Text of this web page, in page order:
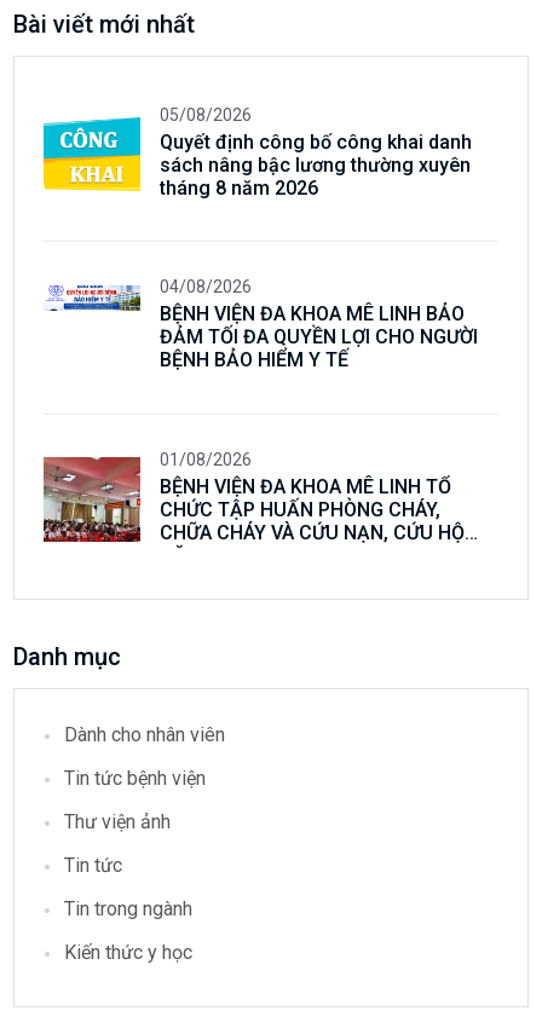
Bài viết mới nhất
05/08/2026
Quyết định công bố công khai danh
sách nâng bậc lương thường xuyên
tháng 8 năm 2026
04/08/2026
BỆNH VIỆN ĐA KHOA MÊ LINH BẢO
ĐẢM TỐI ĐA QUYỀN LỢI CHO NGƯỜI
BỆNH BẢO HIỂM Y TẾ
01/08/2026
BỆNH VIỆN ĐA KHOA MÊ LINH TỔ
CHỨC TẬP HUẤN PHÒNG CHÁY,
CHỮA CHÁY VÀ CỨU NẠN, CỨU HỘ
NĂM 2026
Danh mục
Dành cho nhân viên
Tin tức bệnh viện
Thư viện ảnh
Tin tức
Tin trong ngành
Kiến thức y học